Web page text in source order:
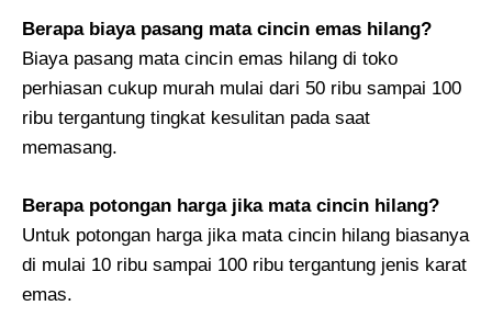
Berapa biaya pasang mata cincin emas hilang?
Biaya pasang mata cincin emas hilang di toko
perhiasan cukup murah mulai dari 50 ribu sampai 100
ribu tergantung tingkat kesulitan pada saat
memasang.
Berapa potongan harga jika mata cincin hilang?
Untuk potongan harga jika mata cincin hilang biasanya
di mulai 10 ribu sampai 100 ribu tergantung jenis karat
emas.